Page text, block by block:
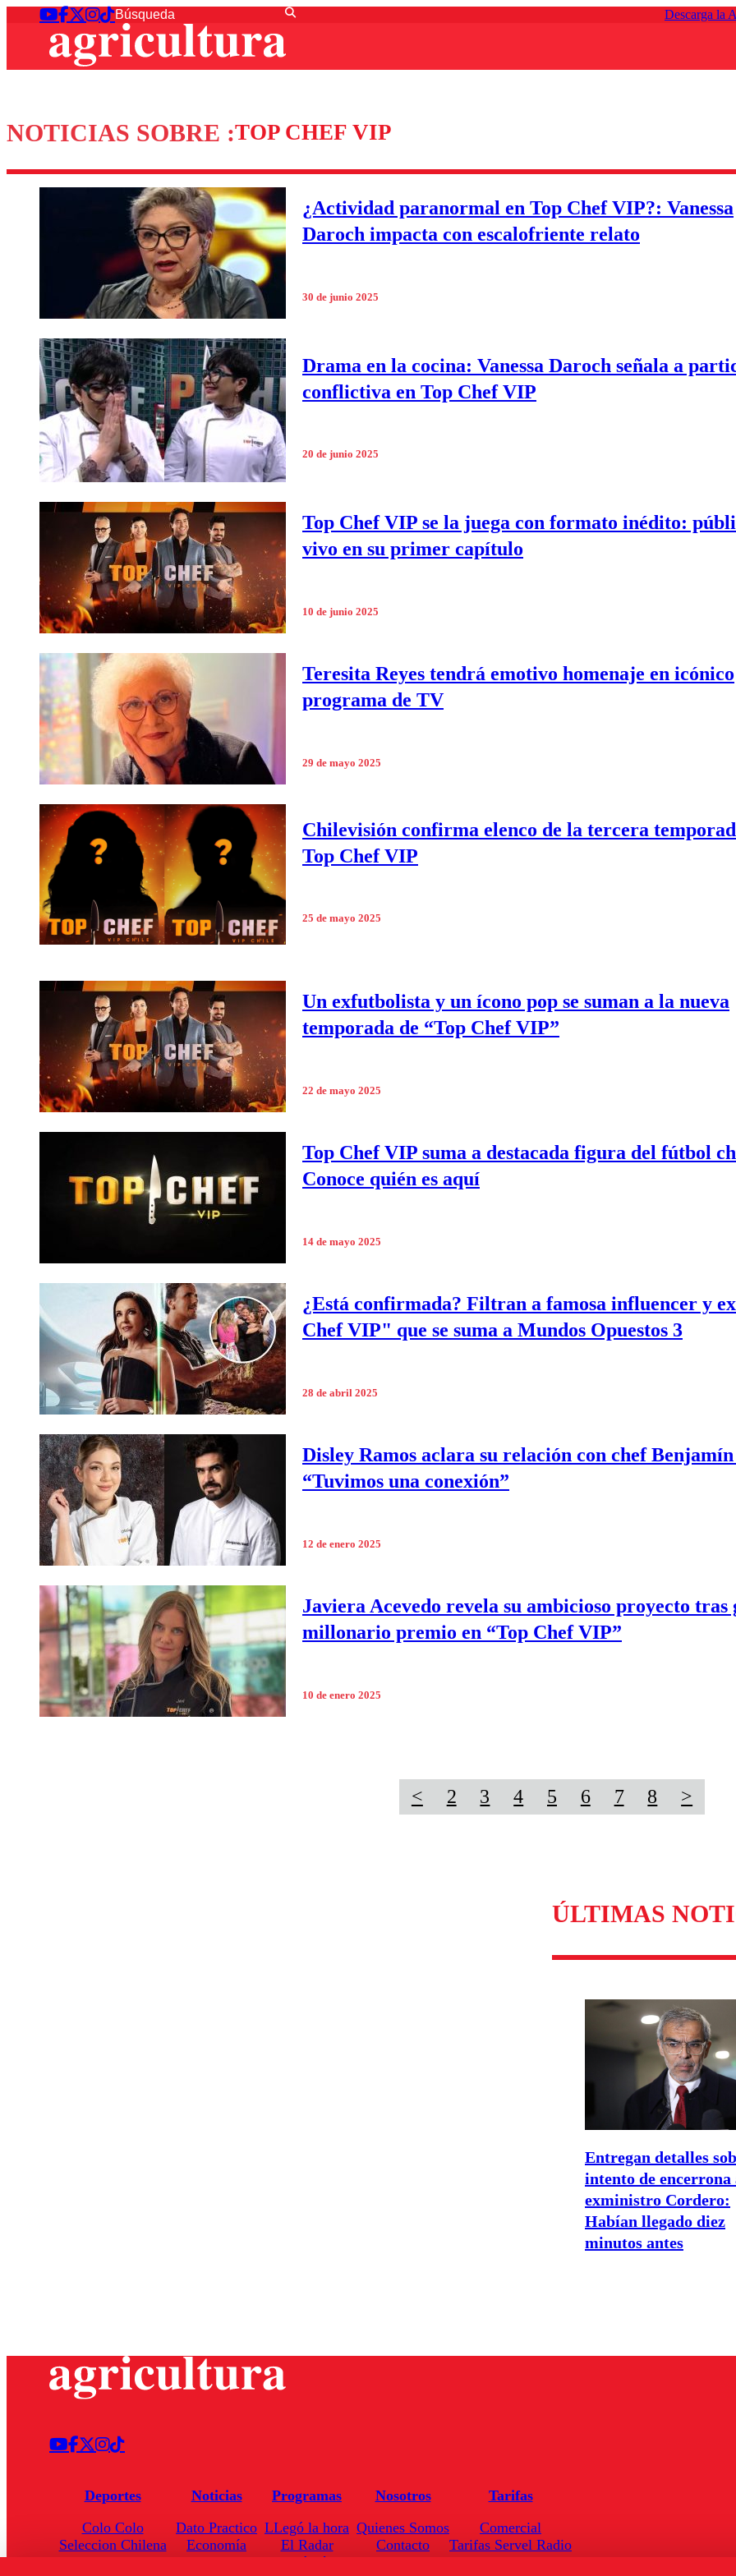
Descarga la
NOTICIAS SOBRE :TOP CHEF VIP
¿Actividad paranormal en Top Chef VIP?: Vanessa
Daroch impacta con escalofriente relato
30 de junio 2025
Drama en la cocina: Vanessa Daroch señala a
conflictiva en Top Chef VIP
20 de junio 2025
Top Chef VIP se la juega con formato inédito:
vivo en su primer capítulo
10 de junio 2025
Teresita Reyes tendrá emotivo homenaje en icónico
programa de TV
29 de mayo 2025
Chilevisión confirma elenco de la tercera
Top Chef VIP
25 de mayo 2025
Un exfutbolista y un ícono pop se suman a la nueva
temporada de “Top Chef VIP”
22 de mayo 2025
Top Chef VIP suma a destacada figura del fútbol
Conoce quién es aquí
14 de mayo 2025
¿Está confirmada? Filtran a famosa influencer y
Chef VIP" que se suma a Mundos Opuestos 3
28 de abril 2025
Disley Ramos aclara su relación con chef
“Tuvimos una conexión”
12 de enero 2025
Javiera Acevedo revela su ambicioso proyecto tras
millonario premio en “Top Chef VIP”
10 de enero 2025
< 2 3 4 5 6 7 8 >
ÚLTIMAS
Entregan detalles
intento de encerrona
exministro Cordero:
Habían llegado diez
minutos antes
Deportes
Colo Colo
Seleccion Chilena
Noticias
Dato Practico
Economía
Programas
LLegó la hora
El Radar
Enfoqué Público
Nosotros
Quienes Somos
Contacto
Tarifas
Comercial
Tarifas Servel Radio